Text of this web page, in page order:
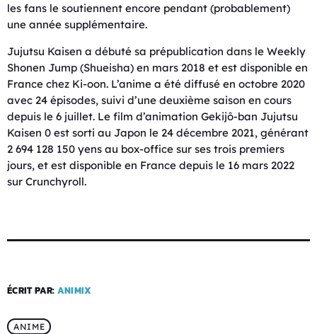
les fans le soutiennent encore pendant (probablement)
une année supplémentaire.
Jujutsu Kaisen a débuté sa prépublication dans le Weekly
Shonen Jump (Shueisha) en mars 2018 et est disponible en
France chez Ki-oon. L’anime a été diffusé en octobre 2020
avec 24 épisodes, suivi d’une deuxième saison en cours
depuis le 6 juillet. Le film d’animation Gekijô-ban Jujutsu
Kaisen 0 est sorti au Japon le 24 décembre 2021, générant
2 694 128 150 yens au box-office sur ses trois premiers
jours, et est disponible en France depuis le 16 mars 2022
sur Crunchyroll.
ÉCRIT PAR: ANIMIX
ANIME